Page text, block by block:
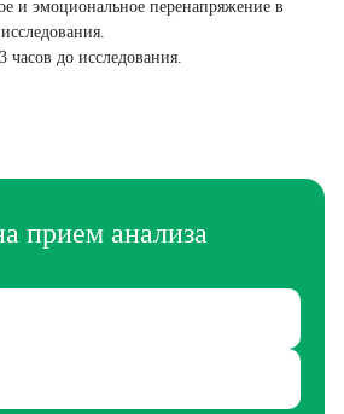
и эмоциональное перенапряжение в
часов до исследования.
прием анализа